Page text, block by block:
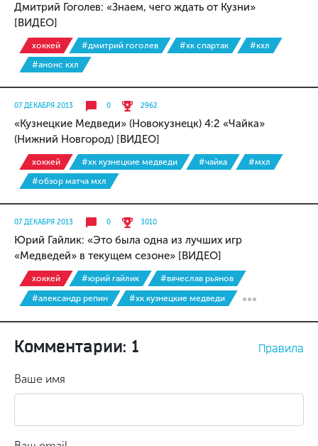
Дмитрий Гоголев: «Знаем, чего ждать от Кузни»
[ВИДЕО]
хоккей #дмитрий гоголев #хк спартак
#кхл
#анонс кхл
07 ДЕКАБРЯ 2013 0 2962
«Кузнецкие Медведи» (Новокузнецк) 4:2 «Чайка»
(Нижний Новгород) [ВИДЕО]
хоккей #хк кузнецкие медведи #чайка
#мхл
#обзор матча мхл
07 ДЕКАБРЯ 2013 0 3010
Юрий Гайлик: «Это была одна из лучших игр
«Медведей» в текущем сезоне» [ВИДЕО]
хоккей #юрий гайлик
#вячеслав рьянов
#александр репин
#хк кузнецкие медведи
Комментарии: 1 Правила
Ваше имя